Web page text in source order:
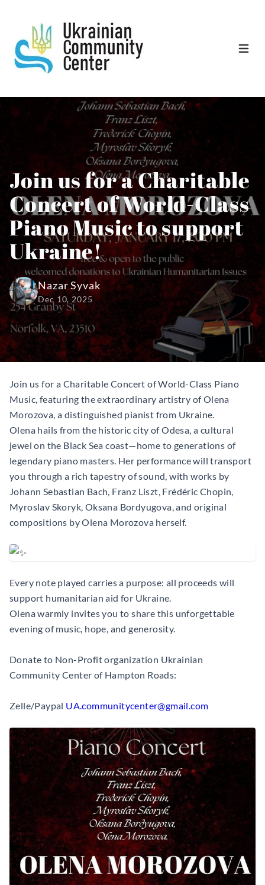
Join us for a Charitable
Concert of World-Class
Piano Music to support
Ukraine!
Nazar Syvak
Dec 10, 2025
Join us for a Charitable Concert of World-Class Piano
Music, featuring the extraordinary artistry of Olena
Morozova, a distinguished pianist from Ukraine.
Olena hails from the historic city of Odesa, a cultural
jewel on the Black Sea coast—home to generations of
legendary piano masters. Her performance will transport
you through a rich tapestry of sound, with works by
Johann Sebastian Bach, Franz Liszt, Frédéric Chopin,
Myroslav Skoryk, Oksana Bordyugova, and original
compositions by Olena Morozova herself.
Every note played carries a purpose: all proceeds will
support humanitarian aid for Ukraine.
Olena warmly invites you to share this unforgettable
evening of music, hope, and generosity.
Donate to Non-Profit organization Ukrainian
Community Center of Hampton Roads:
Zelle/Paypal UA.communitycenter@gmail.com